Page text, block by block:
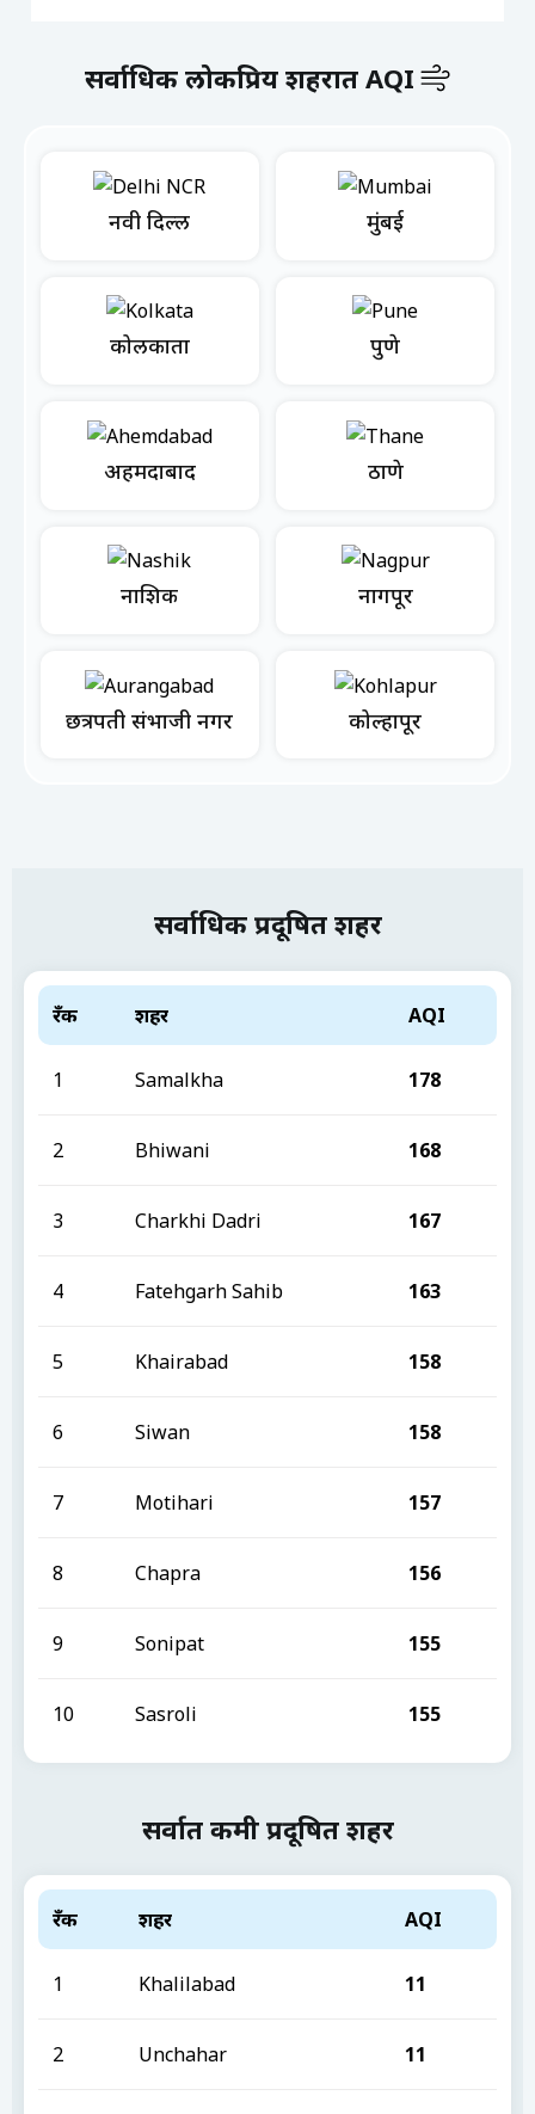
सर्वाधिक लोकप्रिय शहरात AQI
नवी दिल्ली मुंबई
कोलकाता पुणे
अहमदाबाद ठाणे
नाशिक नागपूर
छत्रपती संभाजी नगर कोल्हापूर
सर्वाधिक प्रदूषित शहर
रँक शहर AQI
1 Samalkha 178
2 Bhiwani 168
3 Charkhi Dadri 167
4 Fatehgarh Sahib 163
5 Khairabad 158
6 Siwan 158
7 Motihari 157
8 Chapra 156
9 Sonipat 155
10 Sasroli 155
सर्वात कमी प्रदूषित शहर
रँक शहर AQI
1 Khalilabad 11
2 Unchahar 11